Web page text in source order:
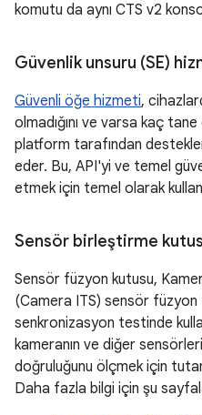
komutu da aynı CTS v2
Güvenlik unsuru (SE)
Güvenli öğe hizmeti,
olmadığını ve varsa kaç
platform tarafından
eder. Bu, API'yi ve temel
etmek için temel olarak
Sensör birleştirme
Sensör füzyon kutusu,
(Camera ITS) sensör
senkronizasyon testinde
kameranın ve diğer
doğruluğunu ölçmek için
Daha fazla bilgi için şu